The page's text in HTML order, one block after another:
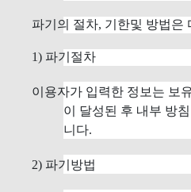
파기의 절차, 기한및 방법은
1) 파기절차
이용자가 입력한 정보는 보
이 달성된 후 내부 방
니다.
2) 파기방법